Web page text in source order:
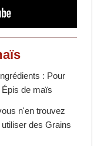
: Pour
Épis de maïs
n'en trouvez
des Grains